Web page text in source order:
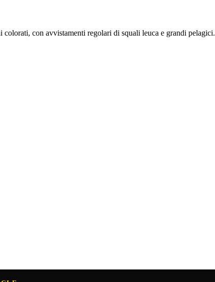
con avvistamenti regolari di squali leuca e grandi pelagici.